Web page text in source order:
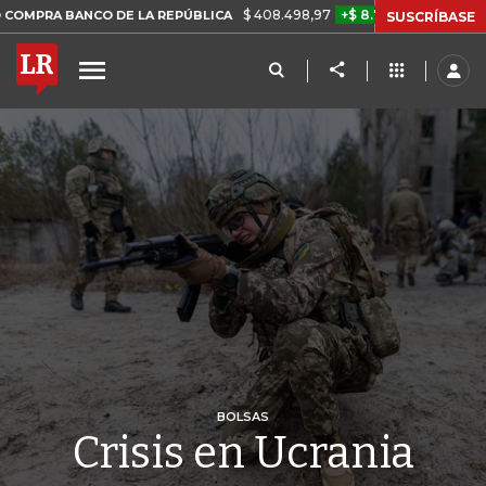
DE LA REPÚBLICA $ 408.498,97 +$ 8.753,81 +2,19% TASA
SUSCRÍBASE
BOLSAS
Crisis en Ucrania